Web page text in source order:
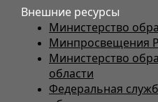
Внешние ресурсы
Министерство
Минпросвещения
Министерство
области
Федеральная